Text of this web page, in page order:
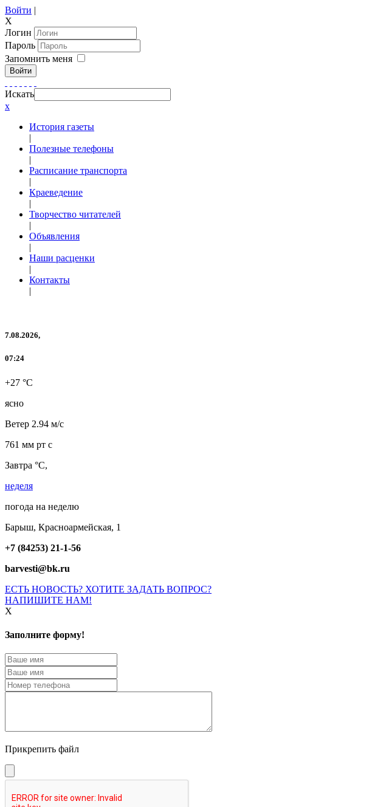
Войти |
X
Логин
Пароль
Запомнить меня
Войти
Искать
x
История газеты
|
Полезные телефоны
|
Расписание транспорта
|
Краеведение
|
Творчество читателей
|
Объявления
|
Наши расценки
|
Контакты
|
7.08.2026,
07:24
+27 °C
ясно
Ветер 2.94 м/с
761 мм рт с
Завтра °C,
неделя
погода на неделю
Барыш, Красноармейская, 1
+7 (84253) 21-1-56
barvesti@bk.ru
ЕСТЬ НОВОСТЬ? ХОТИТЕ ЗАДАТЬ ВОПРОС?
НАПИШИТЕ НАМ!
X
Заполните форму!
Прикрепить файл